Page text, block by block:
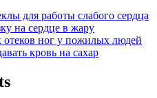
для работы слабого сердца
на сердце в жару
ног у пожилых людей
кровь на сахар